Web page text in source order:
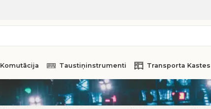
Komutācija Taustiņinstrumenti Transporta Kastes